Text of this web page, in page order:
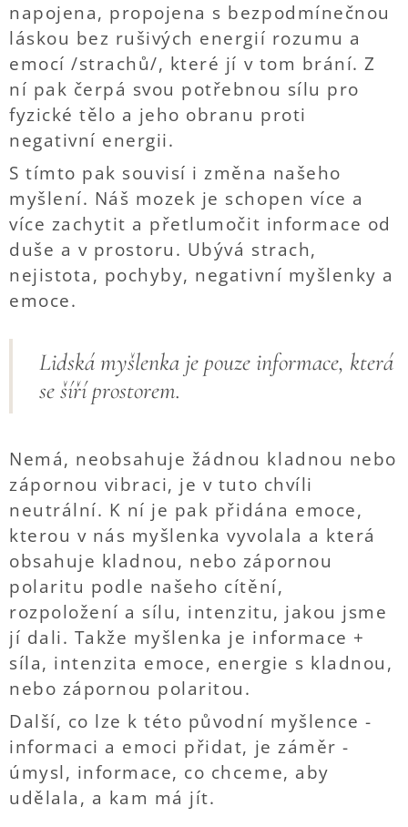
napojena, propojena s bezpodmínečnou
láskou bez rušivých energií rozumu a
emocí /strachů/, které jí v tom brání. Z
ní pak čerpá svou potřebnou sílu pro
fyzické tělo a jeho obranu proti
negativní energii.
S tímto pak souvisí i změna našeho
myšlení. Náš mozek je schopen více a
více zachytit a přetlumočit informace od
duše a v prostoru. Ubývá strach,
nejistota, pochyby, negativní myšlenky a
emoce.
Lidská myšlenka je pouze informace, která
se šíří prostorem.
Nemá, neobsahuje žádnou kladnou nebo
zápornou vibraci, je v tuto chvíli
neutrální. K ní je pak přidána emoce,
kterou v nás myšlenka vyvolala a která
obsahuje kladnou, nebo zápornou
polaritu podle našeho cítění,
rozpoložení a sílu, intenzitu, jakou jsme
jí dali. Takže myšlenka je informace +
síla, intenzita emoce, energie s kladnou,
nebo zápornou polaritou.
Další, co lze k této původní myšlence -
informaci a emoci přidat, je záměr -
úmysl, informace, co chceme, aby
udělala, a kam má jít.